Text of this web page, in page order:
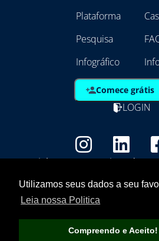
Utilizamos seus dados a seu
Leia nossa Politica
Compreendo e Aceito!
Plataforma
Pesquisa
Infográfico
Comece grátis
LOGIN
Copyright - Marca Registrada
21.792.257/0001/01